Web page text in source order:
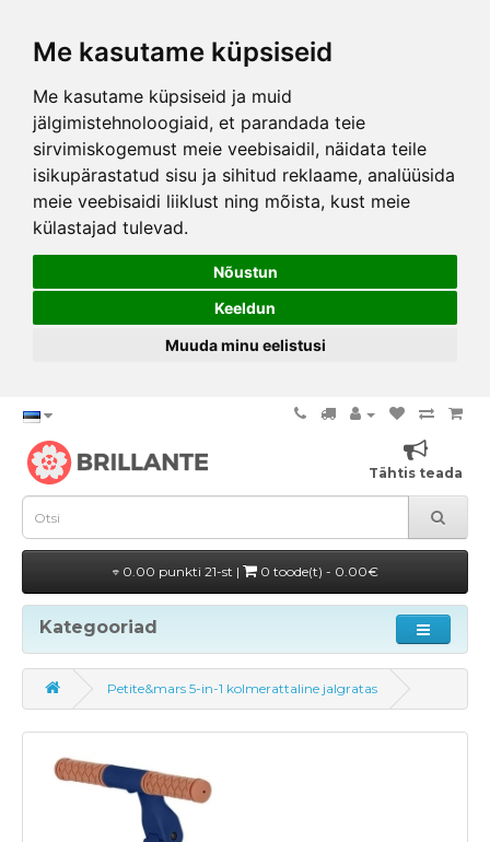
Me kasutame küpsiseid
Me kasutame küpsiseid ja muid
jälgimistehnoloogiaid, et parandada teie
sirvimiskogemust meie veebisaidil, näidata teile
isikupärastatud sisu ja sihitud reklaame, analüüsida
meie veebisaidi liiklust ning mõista, kust meie
külastajad tulevad.
Nõustun
Keeldun
Muuda minu eelistusi
Tähtis teada
0.00 punkti 21-st | 0 toode(t) - 0.00€
Kategooriad
Petite&mars 5-in-1 kolmerattaline jalgratas